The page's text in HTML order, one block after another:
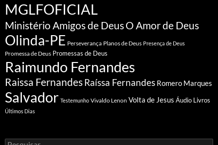
MGLFOFICIAL
Ministério Amigos de DeusO Amor de Deus
Olinda-PE Perseverança Planos de Deus Presença de Deus
Promessa de Deus Promessas de Deus
Raimundo Fernandes
Raissa FernandesRaíssa Fernandes Romero Marques
Salvador Testemunho Vivaldo Lenon Volta de Jesus Áudio Livros
Últimos Dias
Pesquisar